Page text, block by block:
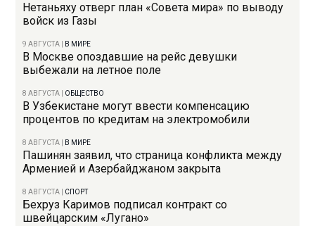
Нетаньяху отверг план «Совета мира» по выводу
войск из Газы
9 АВГУСТА В МИРЕ
В Москве опоздавшие на рейс девушки
выбежали на летное поле
8 АВГУСТА ОБЩЕСТВО
В Узбекистане могут ввести компенсацию
процентов по кредитам на электромобили
8 АВГУСТА В МИРЕ
Пашинян заявил, что страница конфликта между
Арменией и Азербайджаном закрыта
8 АВГУСТА СПОРТ
Бехруз Каримов подписал контракт со
швейцарским «Лугано»